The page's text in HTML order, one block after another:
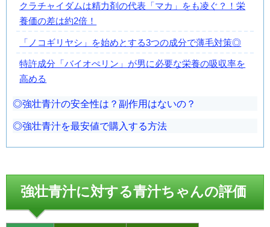
クラチャイダムは精力剤の代表「マカ」をも凌ぐ？！栄
養価の差は約2倍！
「ノコギリヤシ」を始めとする3つの成分で薄毛対策◎
特許成分「バイオぺリン」が男に必要な栄養の吸収率を
高める
強壮青汁の安全性は？副作用はないの？
強壮青汁を最安値で購入する方法
強壮青汁に対する青汁ちゃんの評価